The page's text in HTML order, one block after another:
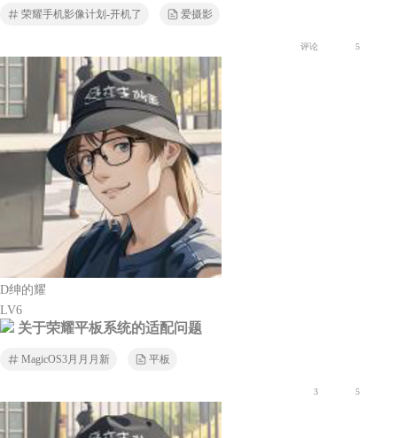
荣耀手机影像计划-开机了 爱摄影
评论 5
D绅的耀
LV6
关于荣耀平板系统的适配问题
MagicOS3月月月新 平板
3 5